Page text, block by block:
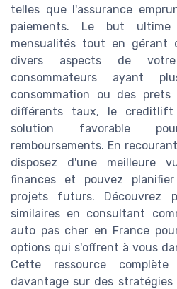
telles que l'assurance
paiements. Le but
mensualités tout en gérant
divers aspects de
consommateurs ayant
consommation ou des prets
différents taux, le creditlift
solution favorable
remboursements. En
disposez d'une meilleure
finances et pouvez
projets futurs. Découvrez
similaires en consultant
auto pas cher en France
options qui s'offrent à vous
Cette ressource
davantage sur des stratégies